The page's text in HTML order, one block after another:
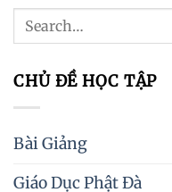
CHỦ ĐỀ HỌC TẬP
Bài Giảng
Giáo Dục Phật Đà